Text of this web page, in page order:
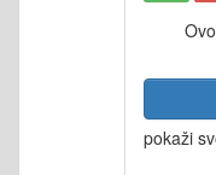
pokaži